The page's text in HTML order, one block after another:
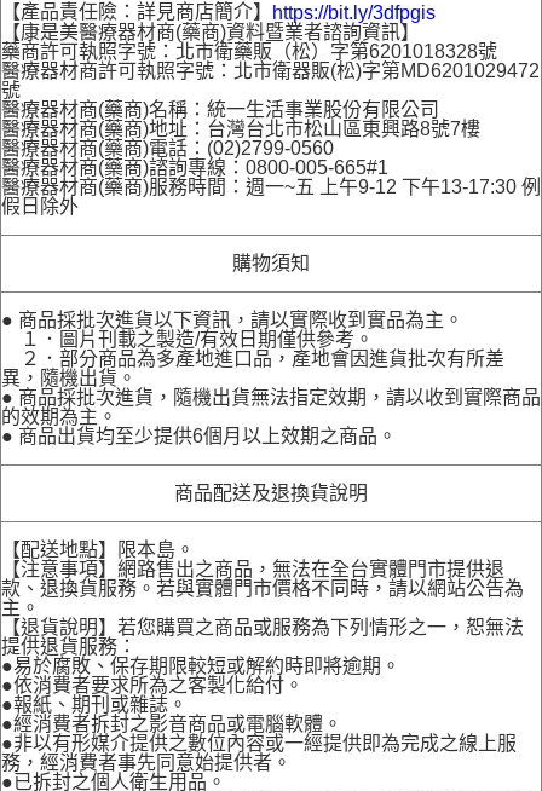
【產品責任險：詳見商店簡介】
https://bit.ly/3dfpgis
【康是美醫療器材商(藥商)資料暨業者諮詢資訊】
藥商許可執照字號：北市衛藥販（松）字第6201018328號
醫療器材商許可執照字號：北市衛器販(松)字第MD6201029472
號
醫療器材商(藥商)名稱：統一生活事業股份有限公司
醫療器材商(藥商)地址：台灣台北市松山區東興路8號7樓
醫療器材商(藥商)電話：(02)2799-0560
醫療器材商(藥商)諮詢專線：0800-005-665#1
醫療器材商(藥商)服務時間：週一~五 上午9-12 下午13-17:30 例
假日除外
購物須知
● 商品採批次進貨以下資訊，請以實際收到實品為主。
１．圖片刊載之製造/有效日期僅供參考。
２．部分商品為多產地進口品，產地會因進貨批次有所差
異，隨機出貨。
● 商品採批次進貨，隨機出貨無法指定效期，請以收到實際商品
的效期為主。
● 商品出貨均至少提供6個月以上效期之商品。
商品配送及退換貨說明
【配送地點】限本島。
【注意事項】網路售出之商品，無法在全台實體門市提供退
款、退換貨服務。若與實體門市價格不同時，請以網站公告為
主。
【退貨說明】若您購買之商品或服務為下列情形之一，恕無法
提供退貨服務：
●易於腐敗、保存期限較短或解約時即將逾期。
●依消費者要求所為之客製化給付。
●報紙、期刊或雜誌。
●經消費者拆封之影音商品或電腦軟體。
●非以有形媒介提供之數位內容或一經提供即為完成之線上服
務，經消費者事先同意始提供者。
●已拆封之個人衛生用品。